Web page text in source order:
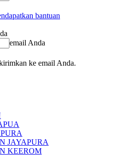
bantuan
email Anda
ke email Anda.
JAYAPURA
KEEROM